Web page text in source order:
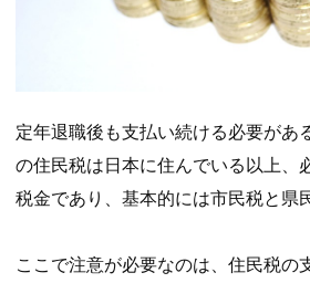
定年退職後も支払い続ける必要があ
の住民税は日本に住んでいる以上、
税金であり、基本的には市民税と県
ここで注意が必要なのは、住民税の